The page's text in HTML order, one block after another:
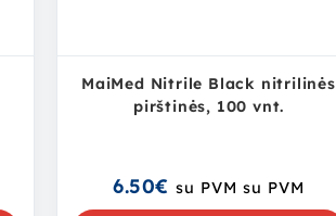
MaiMed Nitrile Black nitrilinės
pirštinės, 100 vnt.
6.50€ su PVM su PVM